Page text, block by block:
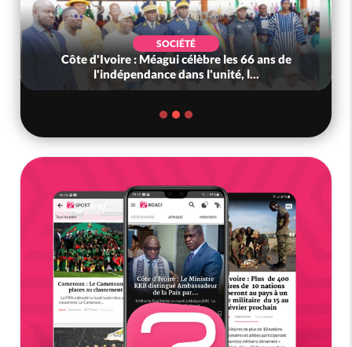
SOCIÉTÉ
Côte d'Ivoire : Méagui célèbre les 66 ans de
l'indépendance dans l'unité, l...